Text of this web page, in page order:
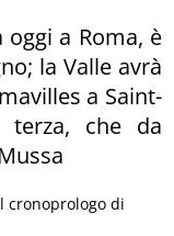
a Roma, è
la Valle avrà
a Saint-
terza, che da
cronoprologo di